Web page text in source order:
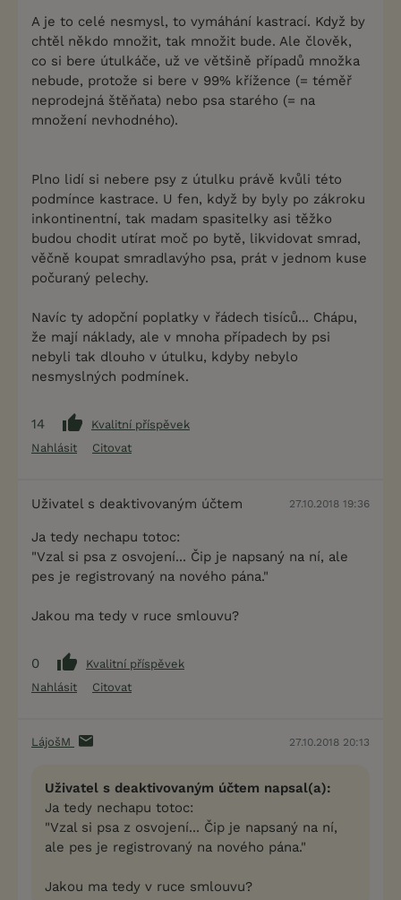
A je to celé nesmysl, to vymáhání kastrací. Když by
chtěl někdo množit, tak množit bude. Ale člověk,
co si bere útulkáče, už ve většině případů množka
nebude, protože si bere v 99% křížence (= téměř
neprodejná štěňata) nebo psa starého (= na
množení nevhodného).
Plno lidí si nebere psy z útulku právě kvůli této
podmínce kastrace. U fen, když by byly po zákroku
inkontinentní, tak madam spasitelky asi těžko
budou chodit utírat moč po bytě, likvidovat smrad,
věčně koupat smradlavýho psa, prát v jednom kuse
počuraný pelechy.
Navíc ty adopční poplatky v řádech tisíců... Chápu,
že mají náklady, ale v mnoha případech by psi
nebyli tak dlouho v útulku, kdyby nebylo
nesmyslných podmínek.
14
Kvalitní příspěvek
Nahlásit
Citovat
Uživatel s deaktivovaným účtem 27.10.2018 19:36
Ja tedy nechapu totoc:
"Vzal si psa z osvojení... Čip je napsaný na ní, ale
pes je registrovaný na nového pána."
Jakou ma tedy v ruce smlouvu?
0
Kvalitní příspěvek
Nahlásit
Citovat
LájošM 27.10.2018 20:13
Uživatel s deaktivovaným účtem napsal(a):
Ja tedy nechapu totoc:
"Vzal si psa z osvojení... Čip je napsaný na ní,
ale pes je registrovaný na nového pána."
Jakou ma tedy v ruce smlouvu?